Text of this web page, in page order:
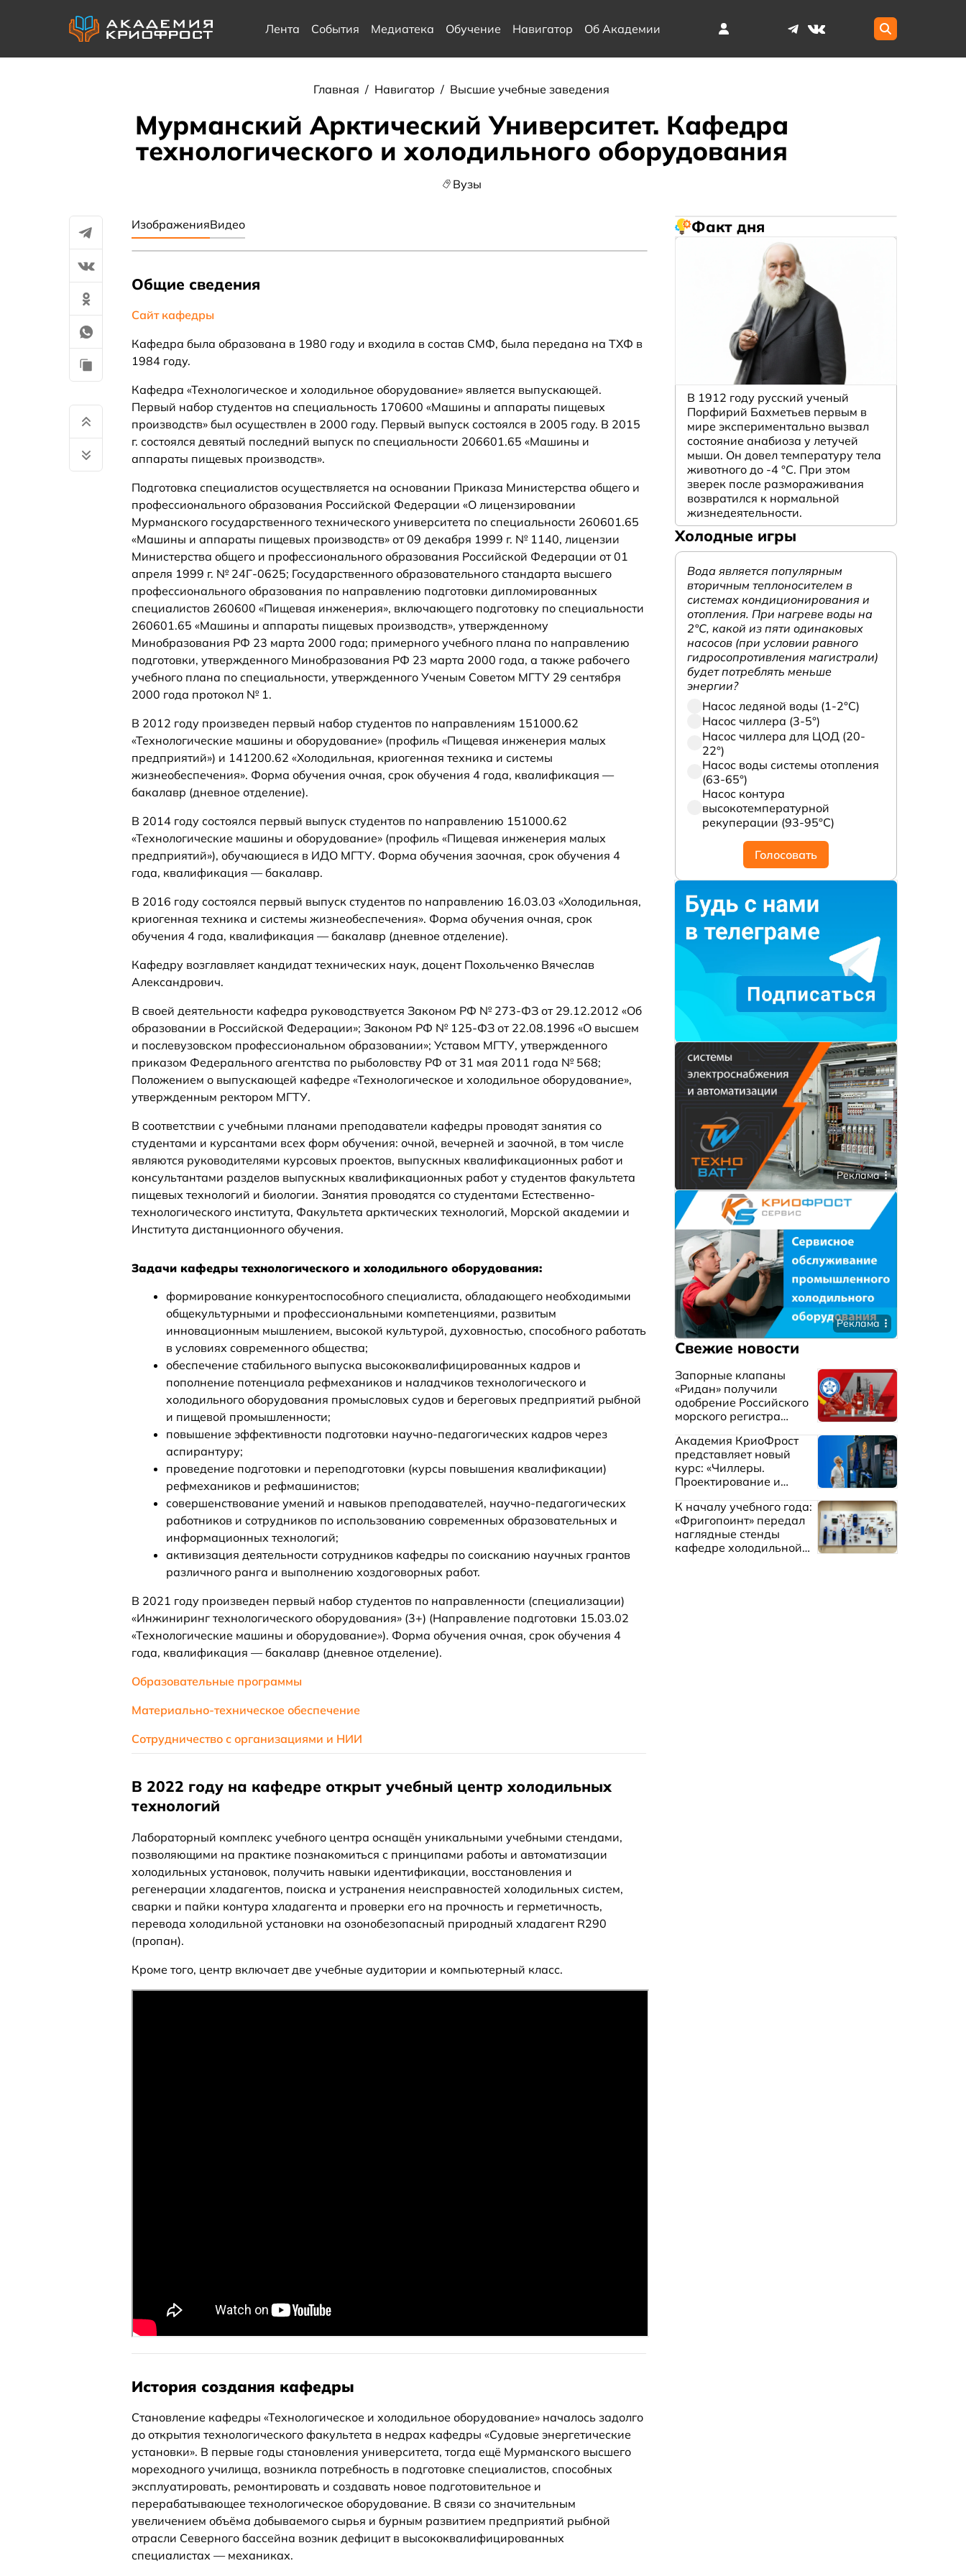
Лента События Медиатека Обучение Навигатор Об Академии
Главная / Навигатор / Высшие учебные заведения
Мурманский Арктический Университет. Кафедра
технологического и холодильного оборудования
Вузы
ИзображенияВидео
Общие сведения
Сайт кафедры
Кафедра была образована в 1980 году и входила в состав СМФ, была передана на ТХФ в
1984 году.
Кафедра «Технологическое и холодильное оборудование» является выпускающей.
Первый набор студентов на специальность 170600 «Машины и аппараты пищевых
производств» был осуществлен в 2000 году. Первый выпуск состоялся в 2005 году. В 2015
г. состоялся девятый последний выпуск по специальности 206601.65 «Машины и
аппараты пищевых производств».
Подготовка специалистов осуществляется на основании Приказа Министерства общего и
профессионального образования Российской Федерации «О лицензировании
Мурманского государственного технического университета по специальности 260601.65
«Машины и аппараты пищевых производств» от 09 декабря 1999 г. № 1140, лицензии
Министерства общего и профессионального образования Российской Федерации от 01
апреля 1999 г. № 24Г-0625; Государственного образовательного стандарта высшего
профессионального образования по направлению подготовки дипломированных
специалистов 260600 «Пищевая инженерия», включающего подготовку по специальности
260601.65 «Машины и аппараты пищевых производств», утвержденному
Минобразования РФ 23 марта 2000 года; примерного учебного плана по направлению
подготовки, утвержденного Минобразования РФ 23 марта 2000 года, а также рабочего
учебного плана по специальности, утвержденного Ученым Советом МГТУ 29 сентября
2000 года протокол № 1.
В 2012 году произведен первый набор студентов по направлениям 151000.62
«Технологические машины и оборудование» (профиль «Пищевая инженерия малых
предприятий») и 141200.62 «Холодильная, криогенная техника и системы
жизнеобеспечения». Форма обучения очная, срок обучения 4 года, квалификация —
бакалавр (дневное отделение).
В 2014 году состоялся первый выпуск студентов по направлению 151000.62
«Технологические машины и оборудование» (профиль «Пищевая инженерия малых
предприятий»), обучающиеся в ИДО МГТУ. Форма обучения заочная, срок обучения 4
года, квалификация — бакалавр.
В 2016 году состоялся первый выпуск студентов по направлению 16.03.03 «Холодильная,
криогенная техника и системы жизнеобеспечения». Форма обучения очная, срок
обучения 4 года, квалификация — бакалавр (дневное отделение).
Кафедру возглавляет кандидат технических наук, доцент Похольченко Вячеслав
Александрович.
В своей деятельности кафедра руководствуется Законом РФ № 273-ФЗ от 29.12.2012 «Об
образовании в Российской Федерации»; Законом РФ № 125-ФЗ от 22.08.1996 «О высшем
и послевузовском профессиональном образовании»; Уставом МГТУ, утвержденного
приказом Федерального агентства по рыболовству РФ от 31 мая 2011 года № 568;
Положением о выпускающей кафедре «Технологическое и холодильное оборудование»,
утвержденным ректором МГТУ.
В соответствии с учебными планами преподаватели кафедры проводят занятия со
студентами и курсантами всех форм обучения: очной, вечерней и заочной, в том числе
являются руководителями курсовых проектов, выпускных квалификационных работ и
консультантами разделов выпускных квалификационных работ у студентов факультета
пищевых технологий и биологии. Занятия проводятся со студентами Естественно-
технологического института, Факультета арктических технологий, Морской академии и
Института дистанционного обучения.
Задачи кафедры технологического и холодильного оборудования:
формирование конкурентоспособного специалиста, обладающего необходимыми
общекультурными и профессиональными компетенциями, развитым
инновационным мышлением, высокой культурой, духовностью, способного работать
в условиях современного общества;
обеспечение стабильного выпуска высококвалифицированных кадров и
пополнение потенциала рефмехаников и наладчиков технологического и
холодильного оборудования промысловых судов и береговых предприятий рыбной
и пищевой промышленности;
повышение эффективности подготовки научно-педагогических кадров через
аспирантуру;
проведение подготовки и переподготовки (курсы повышения квалификации)
рефмехаников и рефмашинистов;
совершенствование умений и навыков преподавателей, научно-педагогических
работников и сотрудников по использованию современных образовательных и
информационных технологий;
активизация деятельности сотрудников кафедры по соисканию научных грантов
различного ранга и выполнению хоздоговорных работ.
В 2021 году произведен первый набор студентов по направленности (специализации)
«Инжиниринг технологического оборудования» (3+) (Направление подготовки 15.03.02
«Технологические машины и оборудование»). Форма обучения очная, срок обучения 4
года, квалификация — бакалавр (дневное отделение).
Образовательные программы
Материально-техническое обеспечение
Сотрудничество с организациями и НИИ
В 2022 году на кафедре открыт учебный центр холодильных
технологий
Лабораторный комплекс учебного центра оснащён уникальными учебными стендами,
позволяющими на практике познакомиться с принципами работы и автоматизации
холодильных установок, получить навыки идентификации, восстановления и
регенерации хладагентов, поиска и устранения неисправностей холодильных систем,
сварки и пайки контура хладагента и проверки его на прочность и герметичность,
перевода холодильной установки на озонобезопасный природный хладагент R290
(пропан).
Кроме того, центр включает две учебные аудитории и компьютерный класс.
История создания кафедры
Становление кафедры «Технологическое и холодильное оборудование» началось задолго
до открытия технологического факультета в недрах кафедры «Судовые энергетические
установки». В первые годы становления университета, тогда ещё Мурманского высшего
мореходного училища, возникла потребность в подготовке специалистов, способных
эксплуатировать, ремонтировать и создавать новое подготовительное и
перерабатывающее технологическое оборудование. В связи со значительным
увеличением объёма добываемого сырья и бурным развитием предприятий рыбной
отрасли Северного бассейна возник дефицит в высококвалифицированных
специалистах — механиках.
Факт дня
В 1912 году русский ученый
Порфирий Бахметьев первым в
мире экспериментально вызвал
состояние анабиоза у летучей
мыши. Он довел температуру тела
животного до -4 °C. При этом
зверек после размораживания
возвратился к нормальной
жизнедеятельности.
Холодные игры
Вода является популярным
вторичным теплоносителем в
системах кондиционирования и
отопления. При нагреве воды на
2°С, какой из пяти одинаковых
насосов (при условии равного
гидросопротивления магистрали)
будет потреблять меньше
энергии?
Насос ледяной воды (1-2°С)
Насос чиллера (3-5°)
Насос чиллера для ЦОД (20-
22°)
Насос воды системы отопления
(63-65°)
Насос контура
высокотемпературной
рекуперации (93-95°С)
Голосовать
Реклама
Реклама
Свежие новости
Запорные клапаны
«Ридан» получили
одобрение Российского
морского регистра
Академия КриоФрост
представляет новый
курс: «Чиллеры.
Проектирование и
охлаждения жидкостей»
К началу учебного года:
«Фригопоинт» передал
наглядные стенды
кафедре холодильной